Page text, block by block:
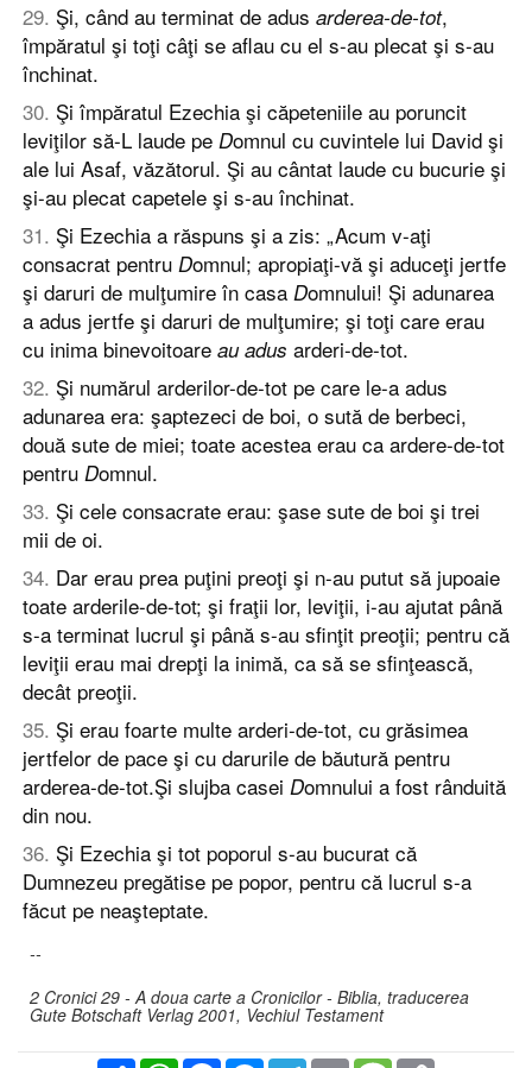
29. Şi, când au terminat de adus arderea-de-tot,
împăratul şi toţi câţi se aflau cu el s-au plecat şi s-au
închinat.
30. Şi împăratul Ezechia şi căpeteniile au poruncit
leviţilor să-L laude pe Domnul cu cuvintele lui David şi
ale lui Asaf, văzătorul. Şi au cântat laude cu bucurie şi
şi-au plecat capetele şi s-au închinat.
31. Şi Ezechia a răspuns şi a zis: „Acum v-aţi
consacrat pentru Domnul; apropiaţi-vă şi aduceţi jertfe
şi daruri de mulţumire în casa Domnului! Şi adunarea
a adus jertfe şi daruri de mulţumire; şi toţi care erau
cu inima binevoitoare au adus arderi-de-tot.
32. Şi numărul arderilor-de-tot pe care le-a adus
adunarea era: şaptezeci de boi, o sută de berbeci,
două sute de miei; toate acestea erau ca ardere-de-tot
pentru Domnul.
33. Şi cele consacrate erau: şase sute de boi şi trei
mii de oi.
34. Dar erau prea puţini preoţi şi n-au putut să jupoaie
toate arderile-de-tot; şi fraţii lor, leviţii, i-au ajutat până
s-a terminat lucrul şi până s-au sfinţit preoţii; pentru că
leviţii erau mai drepţi la inimă, ca să se sfinţească,
decât preoţii.
35. Şi erau foarte multe arderi-de-tot, cu grăsimea
jertfelor de pace şi cu darurile de băutură pentru
arderea-de-tot.Şi slujba casei Domnului a fost rânduită
din nou.
36. Şi Ezechia şi tot poporul s-au bucurat că
Dumnezeu pregătise pe popor, pentru că lucrul s-a
făcut pe neaşteptate.
--
2 Cronici 29 - A doua carte a Cronicilor - Biblia, traducerea
Gute Botschaft Verlag 2001, Vechiul Testament